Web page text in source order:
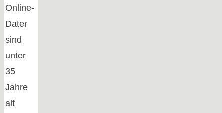
Online-
Dater
sind
unter
35
Jahre
alt